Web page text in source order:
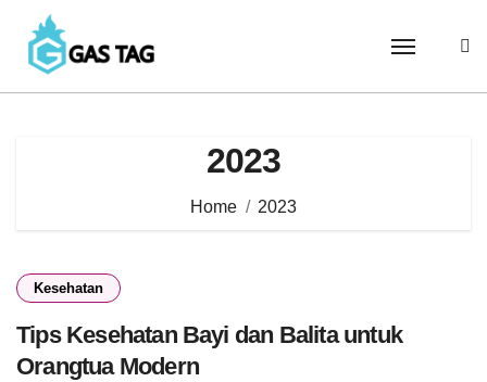
content
2023
Home 2023
Kesehatan
Tips Kesehatan Bayi dan Balita untuk
Orangtua Modern